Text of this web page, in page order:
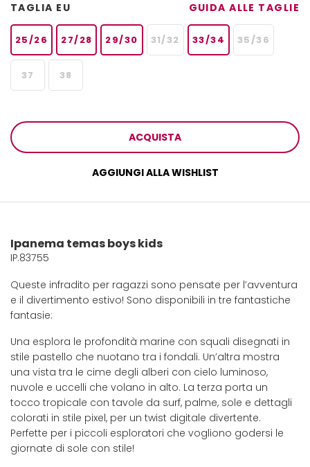
TAGLIA EU GUIDA ALLE TAGLIE
25/26 27/28 29/30 31/32 33/34 35/36
37 38
ACQUISTA
AGGIUNGI ALLA WISHLIST
Ipanema temas boys kids
IP.83755
Queste infradito per ragazzi sono pensate per l’avventura
e il divertimento estivo! Sono disponibili in tre fantastiche
fantasie:
Una esplora le profondità marine con squali disegnati in
stile pastello che nuotano tra i fondali. Un’altra mostra
una vista tra le cime degli alberi con cielo luminoso,
nuvole e uccelli che volano in alto. La terza porta un
tocco tropicale con tavole da surf, palme, sole e dettagli
colorati in stile pixel, per un twist digitale divertente.
Perfette per i piccoli esploratori che vogliono godersi le
giornate di sole con stile!